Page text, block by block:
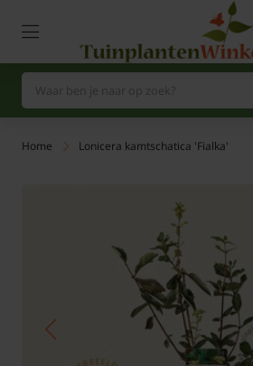
Home Lonicera kamtschatica 'Fialka'